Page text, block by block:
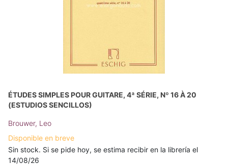
ÉTUDES SIMPLES POUR GUITARE, 4ª SÉRIE, Nº 16 À 20
(ESTUDIOS SENCILLOS)
Brouwer, Leo
Disponible en breve
Sin stock. Si se pide hoy, se estima recibir en la librería el
14/08/26